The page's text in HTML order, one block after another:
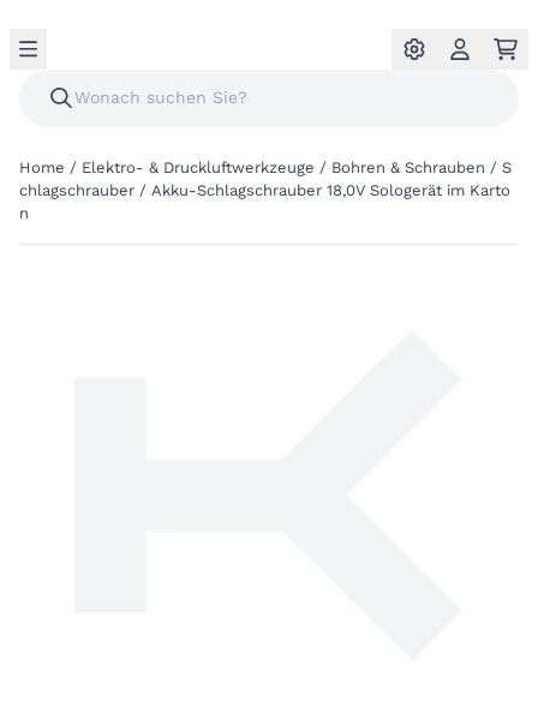
Home / Elektro- & Druckluftwerkzeuge / Bohren & Schrauben / S
chlagschrauber / Akku-Schlagschrauber 18,0V Sologerät im Karto
n